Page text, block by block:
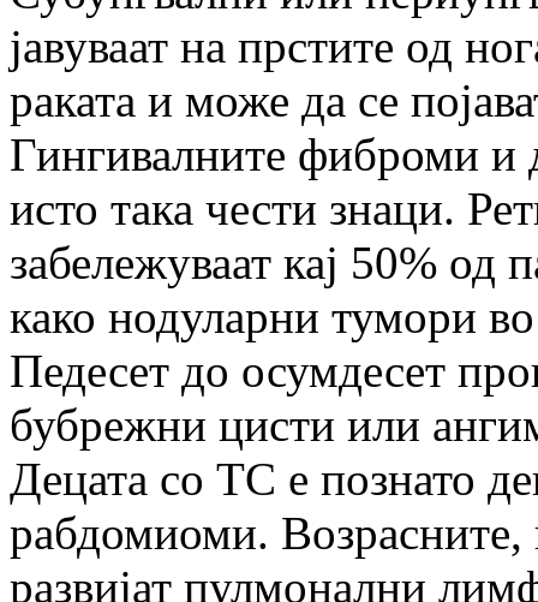
јавуваат на прстите од
раката и може да се
Гингивалните фиброми и
исто така чести знаци.
забележуваат кај 50% од
како нодуларни тумори
Педесет до осумдесет
бубрежни цисти или
Децата со ТС е познато
рабдомиоми.
развијат пулмонални